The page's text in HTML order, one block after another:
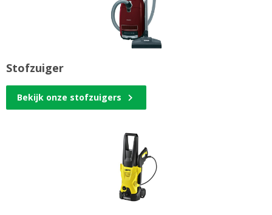
Stofzuiger
Bekijk onze stofzuigers